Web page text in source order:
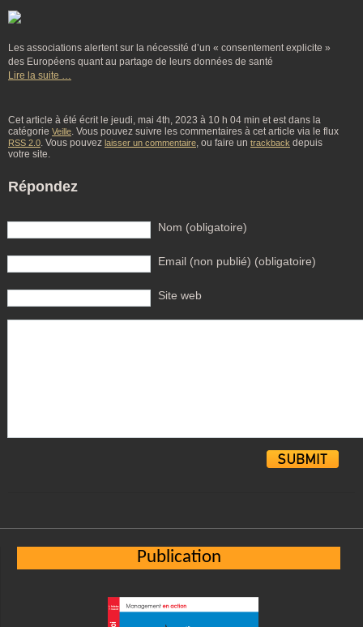
Les associations alertent sur la nécessité d’un « consentement explicite »
des Européens quant au partage de leurs données de santé
Lire la suite …
Cet article à été écrit le jeudi, mai 4th, 2023 à 10 h 04 min et est dans la
catégorie Veille. Vous pouvez suivre les commentaires à cet article via le flux
RSS 2.0. Vous pouvez laisser un commentaire, ou faire un trackback depuis
votre site.
Répondez
Nom (obligatoire)
Email (non publié) (obligatoire)
Site web
Publication